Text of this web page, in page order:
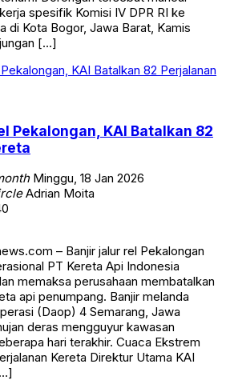
spesifik Komisi IV DPR RI ke
di Kota Bogor, Jawa Barat, Kamis
[…]
Pekalongan, KAI Batalkan 82
Minggu, 18 Jan 2026
Adrian Moita
– Banjir jalur rel Pekalongan
PT Kereta Api Indonesia
memaksa perusahaan membatalkan
api penumpang. Banjir melanda
(Daop) 4 Semarang, Jawa
deras mengguyur kawasan
hari terakhir. Cuaca Ekstrem
Kereta Direktur Utama KAI